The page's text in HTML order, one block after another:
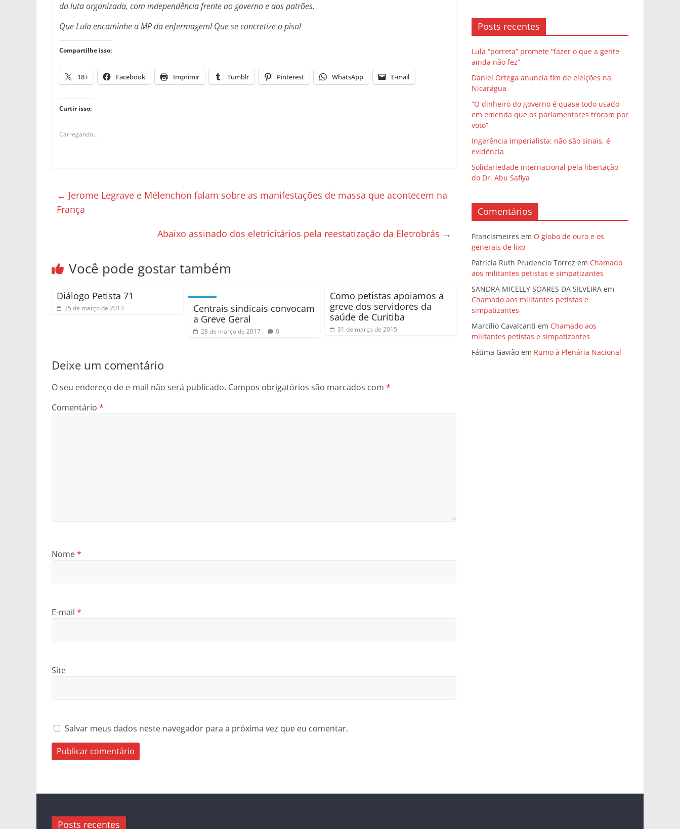
da luta organizada, com independência frente ao governo e aos patrões.
Que Lula encaminhe a MP da enfermagem! Que se concretize o piso!
Compartilhe isso:
18+ Facebook Imprimir Tumblr Pinterest WhatsApp E-mail
Curtir isso:
Carregando...
← Jerome Legrave e Mélenchon falam sobre as manifestações de massa que acontecem na
França
Abaixo assinado dos eletricitários pela reestatização da Eletrobrás →
Você pode gostar também
Diálogo Petista 71
25 de março de 2013
Centrais sindicais convocam
a Greve Geral
28 de março de 2017 0
Como petistas apoiamos a
greve dos servidores da
saúde de Curitiba
31 de março de 2015
Deixe um comentário
O seu endereço de e-mail não será publicado. Campos obrigatórios são marcados com *
Comentário *
Nome*
E-mail *
Site
Salvar meus dados neste navegador para a próxima vez que eu comentar.
Posts recentes
Lula “porreta” promete “fazer o que a gente
ainda não fez”
Daniel Ortega anuncia fim de eleições na
Nicarágua
“O dinheiro do governo é quase todo usado
em emenda que os parlamentares trocam por
voto”
Ingerência imperialista: não são sinais, é
evidência
Solidariedade internacional pela libertação
do Dr. Abu Safiya
Comentários
Francismeires em O globo de ouro e os
generais de lixo
Patrícia Ruth Prudencio Torrez em Chamado
aos militantes petistas e simpatizantes
SANDRA MICELLY SOARES DA SILVEIRA em
Chamado aos militantes petistas e
simpatizantes
Marcílio Cavalcanti em Chamado aos
militantes petistas e simpatizantes
Fátima Gavião em Rumo à Plenária Nacional
Posts recentes